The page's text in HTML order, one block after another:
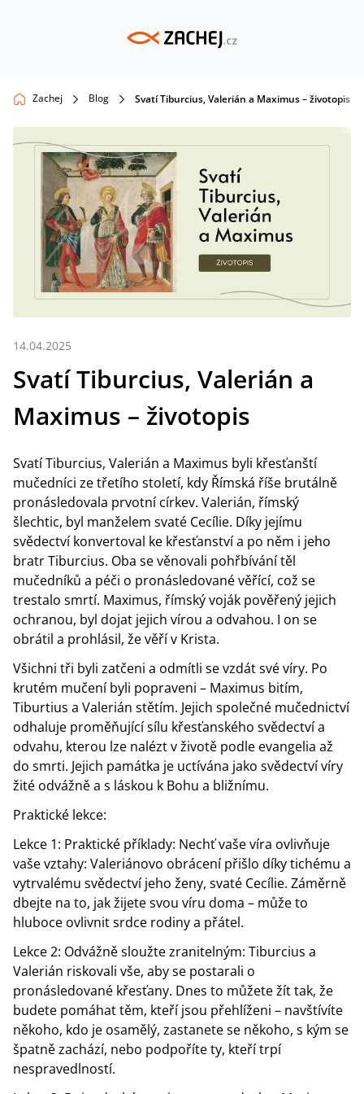
Zachej Blog Svatí Tiburcius, Valerián a Maximus – životopis
14.04.2025
Svatí Tiburcius, Valerián a
Maximus – životopis
Svatí Tiburcius, Valerián a Maximus byli křesťanští
mučedníci ze třetího století, kdy Římská říše brutálně
pronásledovala prvotní církev. Valerián, římský
šlechtic, byl manželem svaté Cecílie. Díky jejímu
svědectví konvertoval ke křesťanství a po něm i jeho
bratr Tiburcius. Oba se věnovali pohřbívání těl
mučedníků a péči o pronásledované věřící, což se
trestalo smrtí. Maximus, římský voják pověřený jejich
ochranou, byl dojat jejich vírou a odvahou. I on se
obrátil a prohlásil, že věří v Krista.
Všichni tři byli zatčeni a odmítli se vzdát své víry. Po
krutém mučení byli popraveni – Maximus bitím,
Tiburtius a Valerián stětím. Jejich společné mučednictví
odhaluje proměňující sílu křesťanského svědectví a
odvahu, kterou lze nalézt v životě podle evangelia až
do smrti. Jejich památka je uctívána jako svědectví víry
žité odvážně a s láskou k Bohu a bližnímu.
Praktické lekce:
Lekce 1: Praktické příklady: Nechť vaše víra ovlivňuje
vaše vztahy: Valeriánovo obrácení přišlo díky tichému a
vytrvalému svědectví jeho ženy, svaté Cecílie. Záměrně
dbejte na to, jak žijete svou víru doma – může to
hluboce ovlivnit srdce rodiny a přátel.
Lekce 2: Odvážně sloužte zranitelným: Tiburcius a
Valerián riskovali vše, aby se postarali o
pronásledované křesťany. Dnes to můžete žít tak, že
budete pomáhat těm, kteří jsou přehlíženi – navštívíte
někoho, kdo je osamělý, zastanete se někoho, s kým se
špatně zachází, nebo podpoříte ty, kteří trpí
nespravedlností.